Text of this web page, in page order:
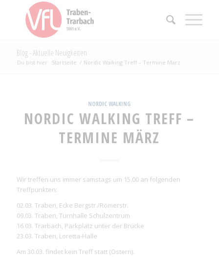
Blog - Aktuelle Neuigkeiten
Du bist hier: Startseite / Nordic Walking Treff – Termine März
NORDIC WALKING
NORDIC WALKING TREFF –
TERMINE MÄRZ
Wir treffen uns immer samstags um 15.00 an folgenden
Treffpunkten:
02.03. Traben, Ecke Bergstr./Römerstr.
09.03. Traben, Turnhalle Schulzentrum
16.03. Trarbach, Parkplatz unter der Brücke
23.03. Traben, Loretta-Halle
Am 30.03. findet kein Treff statt (Ostern).